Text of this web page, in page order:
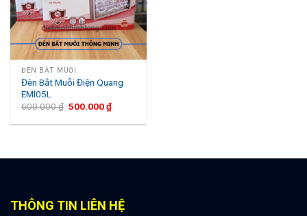
ĐÈN BẮT MUỖI
Đèn Bắt Muỗi Điện Quang
EMl05L
600.000₫ 500.000₫
THÔNG TIN LIÊN HỆ